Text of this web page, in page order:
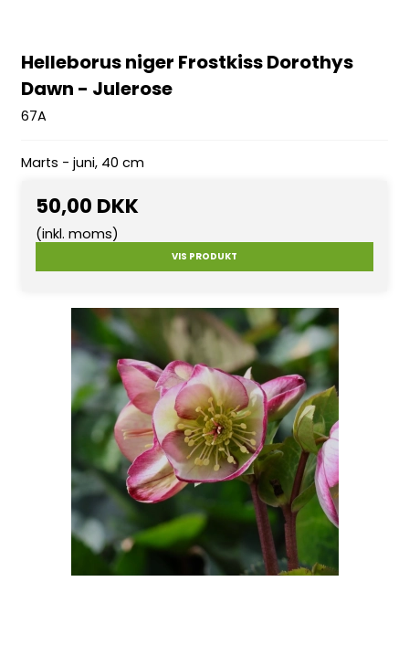
Helleborus niger Frostkiss Dorothys
Dawn - Julerose
67A
Marts - juni, 40 cm
50,00 DKK
(inkl. moms)
VIS PRODUKT